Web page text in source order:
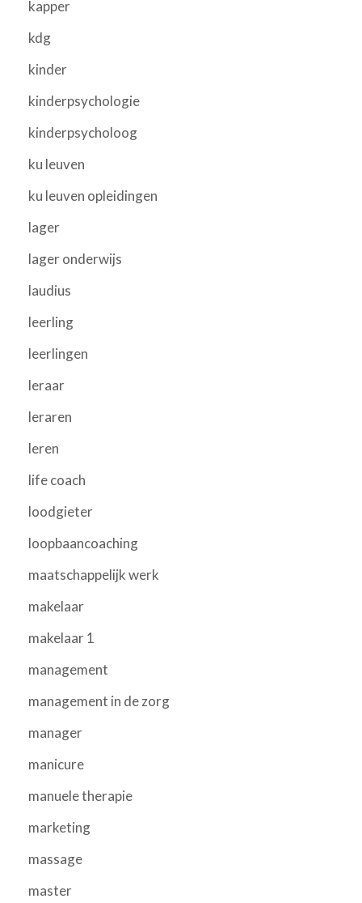
kapper
kdg
kinder
kinderpsychologie
kinderpsycholoog
ku leuven
ku leuven opleidingen
lager
lager onderwijs
laudius
leerling
leerlingen
leraar
leraren
leren
life coach
loodgieter
loopbaancoaching
maatschappelijk werk
makelaar
makelaar 1
management
management in de zorg
manager
manicure
manuele therapie
marketing
massage
master